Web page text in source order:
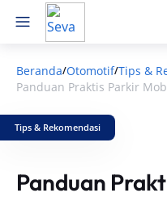
Beranda/Otomotif/Tips &
Panduan Praktis Parkir
Tips & Rekomendasi
Panduan